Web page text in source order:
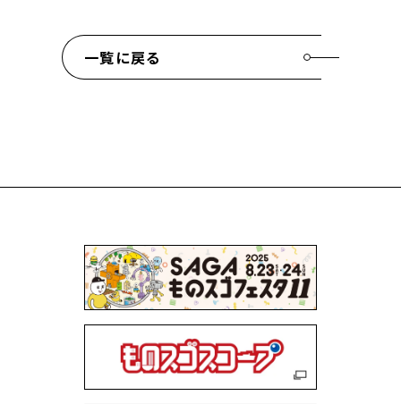
一覧に戻る